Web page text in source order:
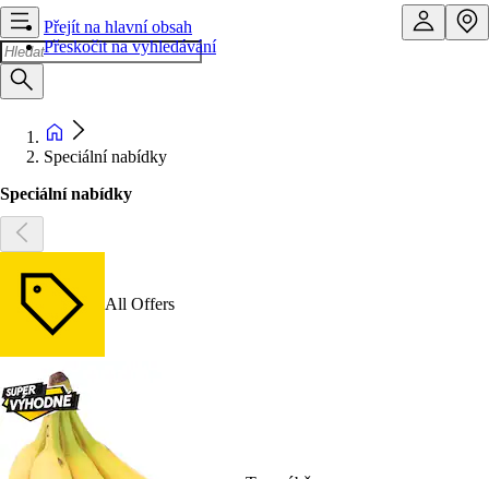
Přejít na hlavní obsah
Přeskočit na vyhledávání
Speciální nabídky
Speciální nabídky
All Offers